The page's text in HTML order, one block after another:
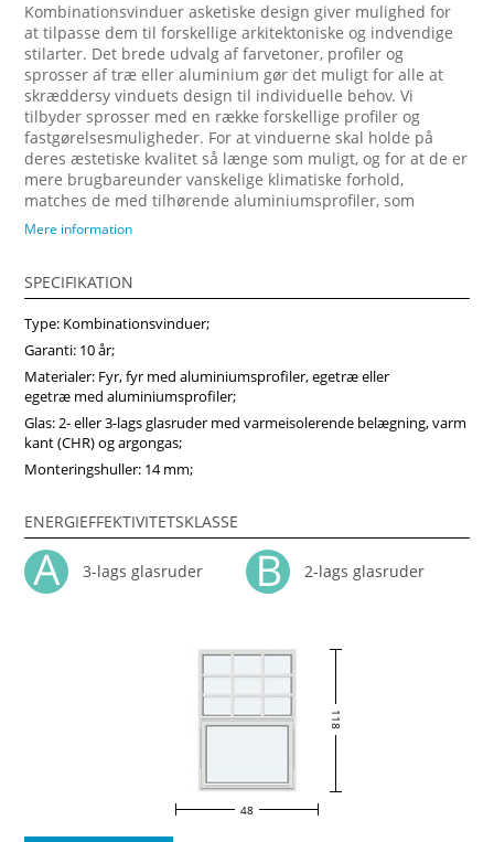
Kombinationsvinduer asketiske design giver mulighed for
at tilpasse dem til forskellige arkitektoniske og indvendige
stilarter. Det brede udvalg af farvetoner, profiler og
sprosser af træ eller aluminium gør det muligt for alle at
skræddersy vinduets design til individuelle behov. Vi
tilbyder sprosser med en række forskellige profiler og
fastgørelsesmuligheder. For at vinduerne skal holde på
deres æstetiske kvalitet så længe som muligt, og for at de er
mere brugbareunder vanskelige klimatiske forhold,
matches de med tilhørende aluminiumsprofiler, som
fastgøres på ydersiden. Forvandl dit hjem med vores
at vælge vores produkter fra midten af træ, som vil sikre
større produktstabilitet, holdbarhed og i høj grad forlænge
produktets levetid. Køb vinduer i Vinduerpro onlinebutik til
billige priser. Vi sikrer høj kombinationsvindue kvalitet og
hurtig levering.
Mere information
SPECIFIKATION
Type: Kombinationsvinduer;
Garanti: 10 år;
Materialer: Fyr, fyr med aluminiumsprofiler, egetræ eller
egetræ med aluminiumsprofiler;
Glas: 2- eller 3-lags glasruder med varmeisolerende belægning, varm
kant (CHR) og argongas;
Monteringshuller: 14 mm;
ENERGIEFFEKTIVITETSKLASSE
3-lags glasruder 2-lags glasruder
118
48